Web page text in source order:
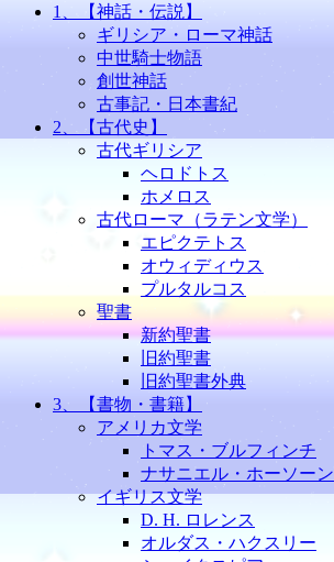
1、【神話・伝説】
ギリシア・ローマ神話
中世騎士物語
創世神話
古事記・日本書紀
2、【古代史】
古代ギリシア
ヘロドトス
ホメロス
古代ローマ（ラテン文学）
エピクテトス
オウィディウス
プルタルコス
聖書
新約聖書
旧約聖書
旧約聖書外典
3、【書物・書籍】
アメリカ文学
トマス・ブルフィンチ
ナサニエル・ホーソーン
イギリス文学
D. H. ロレンス
オルダス・ハクスリー